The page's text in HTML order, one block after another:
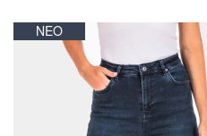
ΝΈΟ